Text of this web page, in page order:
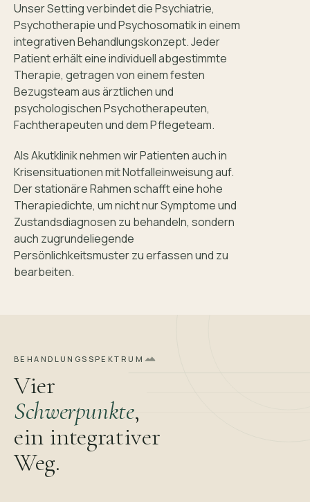
Unser Setting verbindet die Psychiatrie,
Psychotherapie und Psychosomatik in einem
integrativen Behandlungskonzept. Jeder
Patient erhält eine individuell abgestimmte
Therapie, getragen von einem festen
Bezugsteam aus ärztlichen und
psychologischen Psychotherapeuten,
Fachtherapeuten und dem Pflegeteam.
Als Akutklinik nehmen wir Patienten auch in
Krisensituationen mit Notfalleinweisung auf.
Der stationäre Rahmen schafft eine hohe
Therapiedichte, um nicht nur Symptome und
Zustandsdiagnosen zu behandeln, sondern
auch zugrundeliegende
Persönlichkeitsmuster zu erfassen und zu
bearbeiten.
BEHANDLUNGSSPEKTRUM
Vier
Schwerpunkte,
ein integrativer
Weg.